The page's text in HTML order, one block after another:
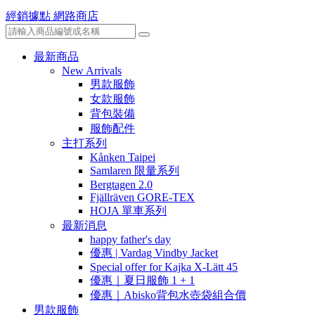
經銷據點 網路商店
最新商品
New Arrivals
男款服飾
女款服飾
背包裝備
服飾配件
主打系列
Kånken Taipei
Samlaren 限量系列
Bergtagen 2.0
Fjällräven GORE-TEX
HOJA 單車系列
最新消息
happy father's day
優惠 | Vardag Vindby Jacket
Special offer for Kajka X-Lätt 45
優惠｜夏日服飾 1 + 1
優惠｜Abisko背包水壺袋組合價
男款服飾